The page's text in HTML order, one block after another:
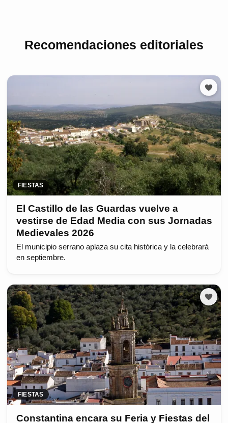
Recomendaciones editoriales
FIESTAS
El Castillo de las Guardas vuelve a
vestirse de Edad Media con sus Jornadas
Medievales 2026
El municipio serrano aplaza su cita histórica y la celebrará
en septiembre.
FIESTAS
Constantina encara su Feria y Fiestas del